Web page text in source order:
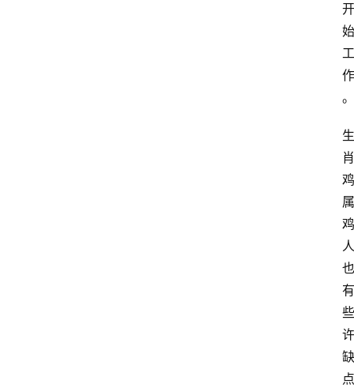
开
始
工
作
。
生
肖
鸡
属
鸡
人
也
有
些
许
缺
点